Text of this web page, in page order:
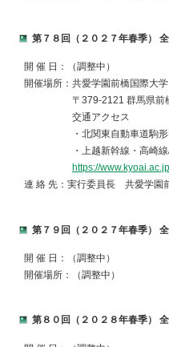
第７８回（２０２７年春季）
開 催 日：（調整中）
開催場所：共愛学園前橋国際大学
〒379-2121 群馬県前橋
交通アクセス
・北関東自動車道駒形IC
・上越新幹線・高崎線/高崎
https://
連 絡 先：実行委員長 共愛学園
第７９回（２０２７年春季）
開 催 日：（調整中）
開催場所：（調整中）
第８０回（２０２８年春季）